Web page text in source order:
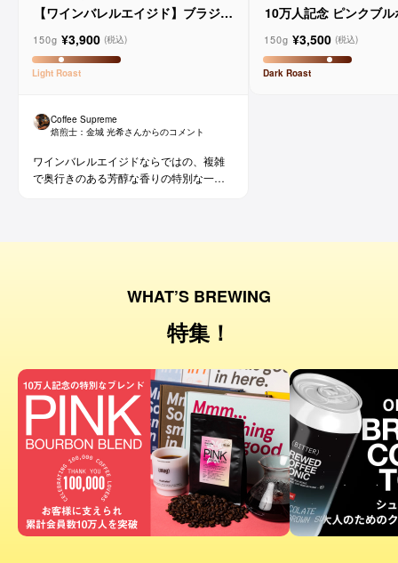
【ワインバレルエイジド】ブラジル
ョ
150g ¥3,900 (税込)
Light Roast
Coffee Supreme
焙煎士： 金城 光希さんからのコメント
ワインバレルエイジドならではの、複雑
で奥行きのある芳醇な香りの特別な一杯
10万人記念 ピンクブ
150g ¥3,500 (税込)
Dark Roast
WHAT’S BREWING
特集！